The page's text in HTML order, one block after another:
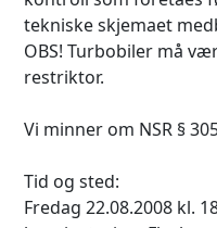
tekniske skjemaet
OBS! Turbobiler må
restriktor.
Vi minner om NSR §
Tid og sted:
Fredag 22.08.2008 kl.